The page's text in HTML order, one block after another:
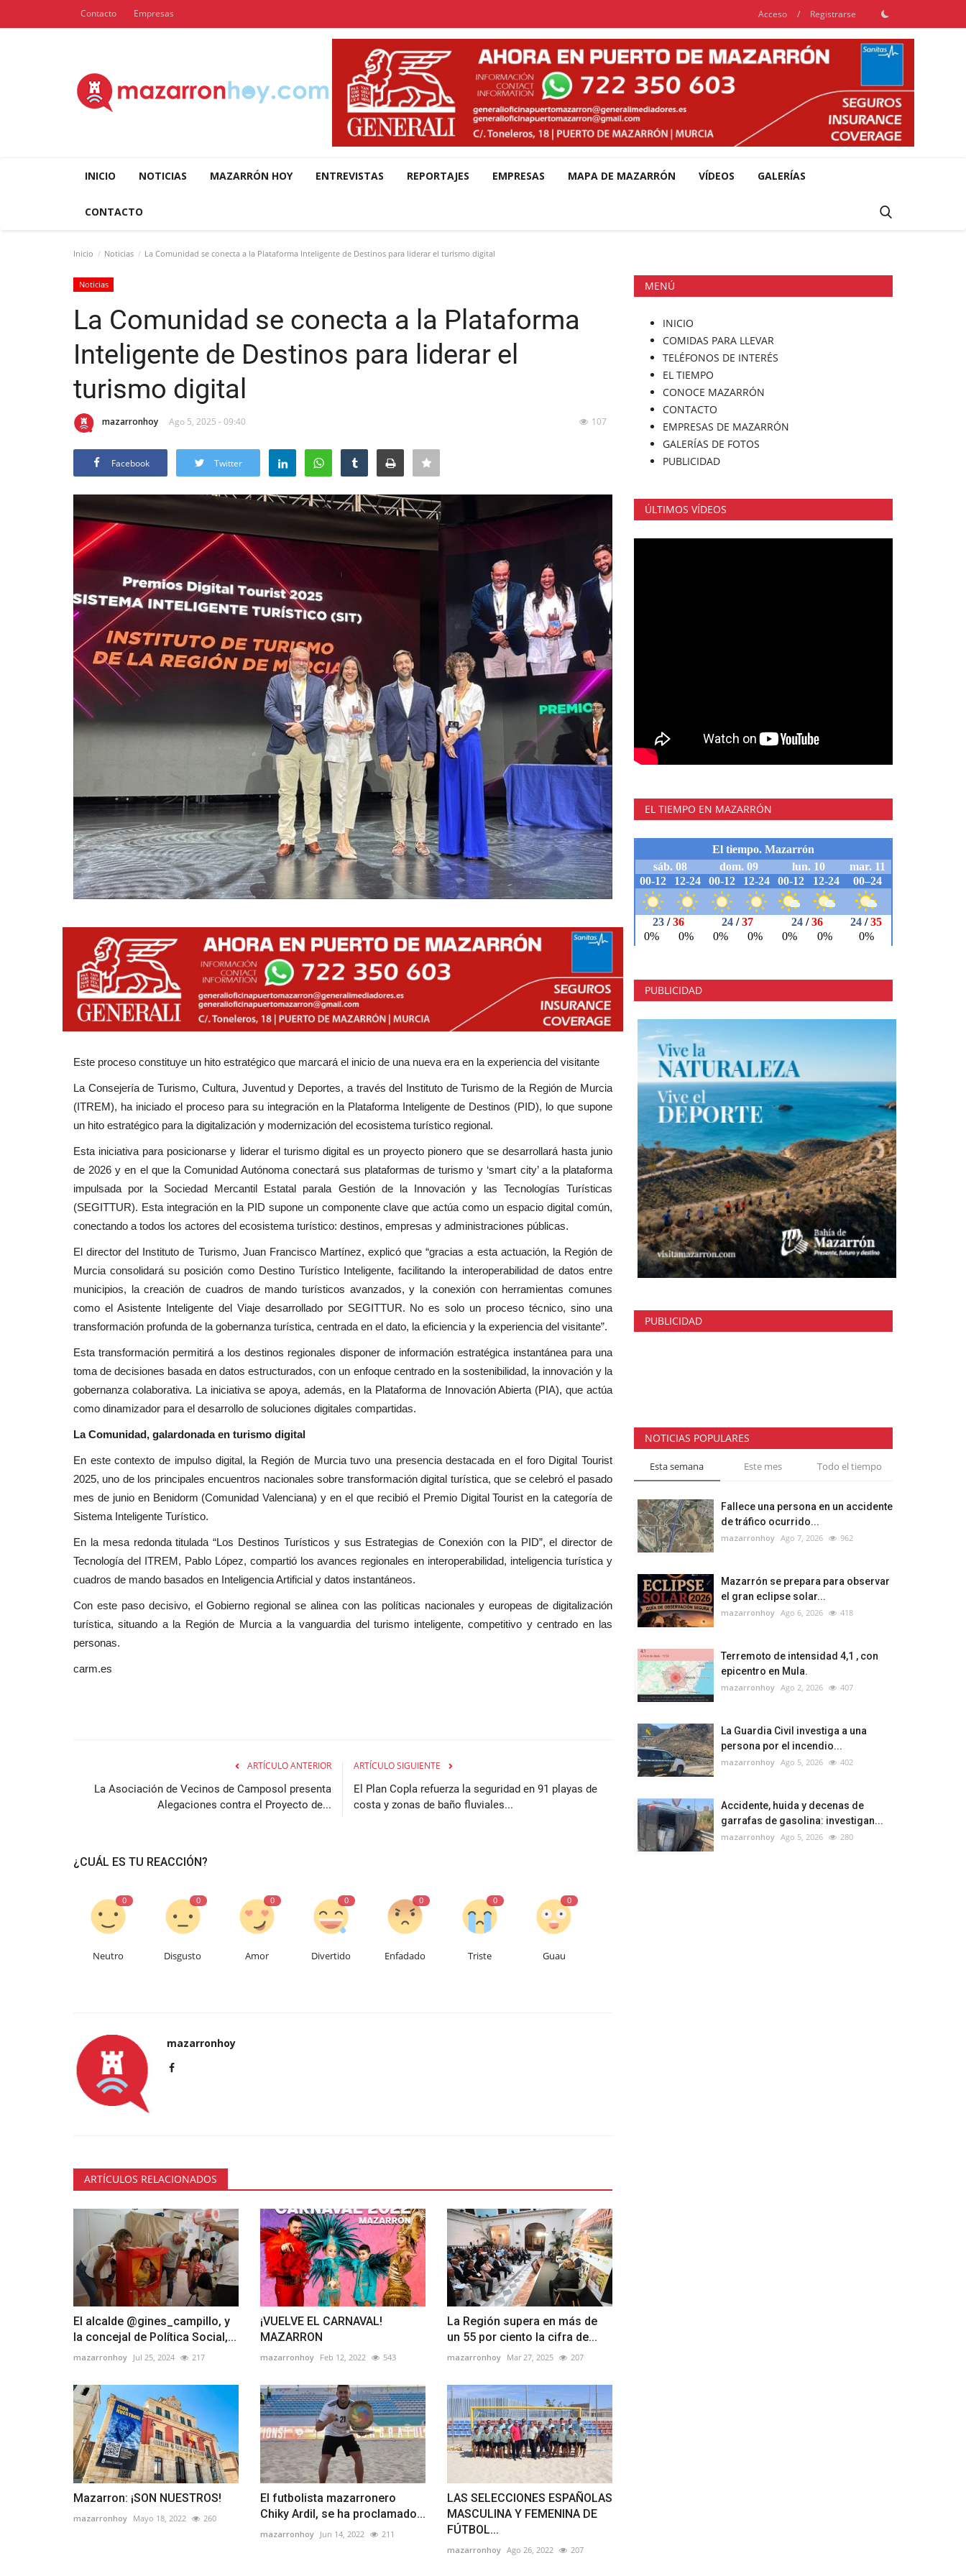
Contacto Empresas Acceso / Registrarse
INICIO NOTICIAS MAZARRÓN HOY ENTREVISTAS REPORTAJES EMPRESAS MAPA DE MAZARRÓN VÍDEOS GALERÍAS
CONTACTO
Inicio Noticias La Comunidad se conecta a la Plataforma Inteligente de Destinos para liderar el turismo digital
Noticias
La Comunidad se conecta a la Plataforma
Inteligente de Destinos para liderar el
turismo digital
mazarronhoy Ago 5, 2025 - 09:40 107
Facebook Twitter
Este proceso constituye un hito estratégico que marcará el inicio de una nueva era en la experiencia del visitante
La Consejería de Turismo, Cultura, Juventud y Deportes, a través del Instituto de Turismo de la Región de Murcia
(ITREM), ha iniciado el proceso para su integración en la Plataforma Inteligente de Destinos (PID), lo que supone
un hito estratégico para la digitalización y modernización del ecosistema turístico regional.
Esta iniciativa para posicionarse y liderar el turismo digital es un proyecto pionero que se desarrollará hasta junio
de 2026 y en el que la Comunidad Autónoma conectará sus plataformas de turismo y ‘smart city’ a la plataforma
impulsada por la Sociedad Mercantil Estatal parala Gestión de la Innovación y las Tecnologías Turísticas
(SEGITTUR). Esta integración en la PID supone un componente clave que actúa como un espacio digital común,
conectando a todos los actores del ecosistema turístico: destinos, empresas y administraciones públicas.
El director del Instituto de Turismo, Juan Francisco Martínez, explicó que “gracias a esta actuación, la Región de
Murcia consolidará su posición como Destino Turístico Inteligente, facilitando la interoperabilidad de datos entre
municipios, la creación de cuadros de mando turísticos avanzados, y la conexión con herramientas comunes
como el Asistente Inteligente del Viaje desarrollado por SEGITTUR. No es solo un proceso técnico, sino una
transformación profunda de la gobernanza turística, centrada en el dato, la eficiencia y la experiencia del visitante”.
Esta transformación permitirá a los destinos regionales disponer de información estratégica instantánea para una
toma de decisiones basada en datos estructurados, con un enfoque centrado en la sostenibilidad, la innovación y la
gobernanza colaborativa. La iniciativa se apoya, además, en la Plataforma de Innovación Abierta (PIA), que actúa
como dinamizador para el desarrollo de soluciones digitales compartidas.
La Comunidad, galardonada en turismo digital
En este contexto de impulso digital, la Región de Murcia tuvo una presencia destacada en el foro Digital Tourist
2025, uno de los principales encuentros nacionales sobre transformación digital turística, que se celebró el pasado
mes de junio en Benidorm (Comunidad Valenciana) y en el que recibió el Premio Digital Tourist en la categoría de
Sistema Inteligente Turístico.
En la mesa redonda titulada “Los Destinos Turísticos y sus Estrategias de Conexión con la PID”, el director de
Tecnología del ITREM, Pablo López, compartió los avances regionales en interoperabilidad, inteligencia turística y
cuadros de mando basados en Inteligencia Artificial y datos instantáneos.
Con este paso decisivo, el Gobierno regional se alinea con las políticas nacionales y europeas de digitalización
turística, situando a la Región de Murcia a la vanguardia del turismo inteligente, competitivo y centrado en las
personas.
carm.es
ARTÍCULO ANTERIOR
La Asociación de Vecinos de Camposol presenta
Alegaciones contra el Proyecto de...
ARTÍCULO SIGUIENTE
El Plan Copla refuerza la seguridad en 91 playas de
costa y zonas de baño fluviales...
¿CUÁL ES TU REACCIÓN?
0
Neutro
0
Disgusto
0
Amor
0
Divertido
0
Enfadado
0
Triste
0
Guau
mazarronhoy
ARTÍCULOS RELACIONADOS
El alcalde @gines_campillo, y
la concejal de Política Social,...
mazarronhoy Jul 25, 2024 217
¡VUELVE EL CARNAVAL!
MAZARRON
mazarronhoy Feb 12, 2022 543
La Región supera en más de
un 55 por ciento la cifra de...
mazarronhoy Mar 27, 2025 207
Mazarron: ¡SON NUESTROS!
mazarronhoy Mayo 18, 2022 260
El futbolista mazarronero
Chiky Ardil, se ha proclamado...
mazarronhoy Jun 14, 2022 211
LAS SELECCIONES ESPAÑOLAS
MASCULINA Y FEMENINA DE
FÚTBOL...
mazarronhoy Ago 26, 2022 207
MENÚ
INICIO
COMIDAS PARA LLEVAR
TELÉFONOS DE INTERÉS
EL TIEMPO
CONOCE MAZARRÓN
CONTACTO
EMPRESAS DE MAZARRÓN
GALERÍAS DE FOTOS
PUBLICIDAD
ÚLTIMOS VÍDEOS
EL TIEMPO EN MAZARRÓN
PUBLICIDAD
PUBLICIDAD
NOTICIAS POPULARES
Esta semana Este mes Todo el tiempo
Fallece una persona en un accidente
de tráfico ocurrido...
mazarronhoy Ago 7, 2026 962
Mazarrón se prepara para observar
el gran eclipse solar...
mazarronhoy Ago 6, 2026 418
Terremoto de intensidad 4,1 , con
epicentro en Mula.
mazarronhoy Ago 2, 2026 407
La Guardia Civil investiga a una
persona por el incendio...
mazarronhoy Ago 5, 2026 402
Accidente, huida y decenas de
garrafas de gasolina: investigan...
mazarronhoy Ago 5, 2026 280